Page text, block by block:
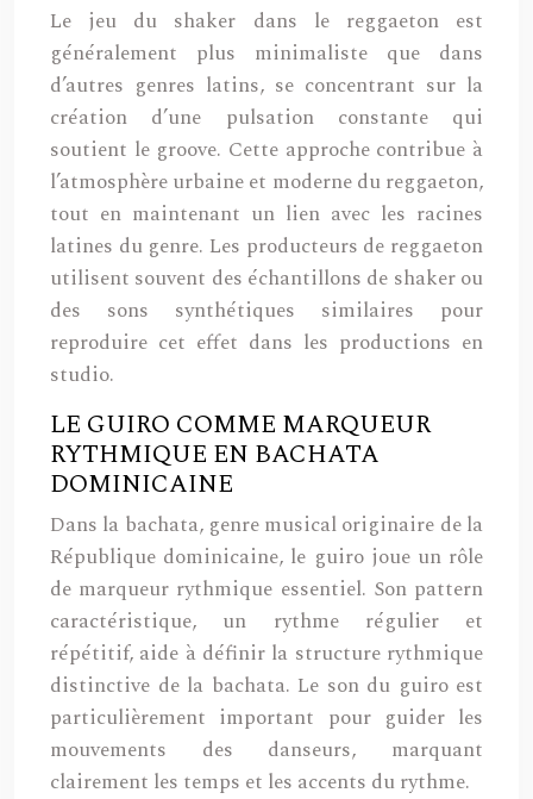
Le jeu du shaker dans le reggaeton est
généralement plus minimaliste que dans
d’autres genres latins, se concentrant sur la
création d’une pulsation constante qui
soutient le groove. Cette approche contribue à
l’atmosphère urbaine et moderne du reggaeton,
tout en maintenant un lien avec les racines
latines du genre. Les producteurs de reggaeton
utilisent souvent des échantillons de shaker ou
des sons synthétiques similaires pour
reproduire cet effet dans les productions en
studio.
LE GUIRO COMME MARQUEUR
RYTHMIQUE EN BACHATA
DOMINICAINE
Dans la bachata, genre musical originaire de la
République dominicaine, le guiro joue un rôle
de marqueur rythmique essentiel. Son pattern
caractéristique, un rythme régulier et
répétitif, aide à définir la structure rythmique
distinctive de la bachata. Le son du guiro est
particulièrement important pour guider les
mouvements des danseurs, marquant
clairement les temps et les accents du rythme.